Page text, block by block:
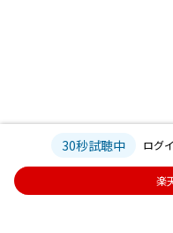
30秒試聴中 ログ
楽